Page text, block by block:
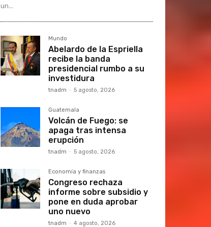
un...
Mundo
Abelardo de la Espriella
recibe la banda
presidencial rumbo a su
investidura
tnadm - 5 agosto, 2026
Guatemala
Volcán de Fuego: se
apaga tras intensa
erupción
tnadm - 5 agosto, 2026
Economía y finanzas
Congreso rechaza
informe sobre subsidio y
pone en duda aprobar
uno nuevo
tnadm - 4 agosto, 2026